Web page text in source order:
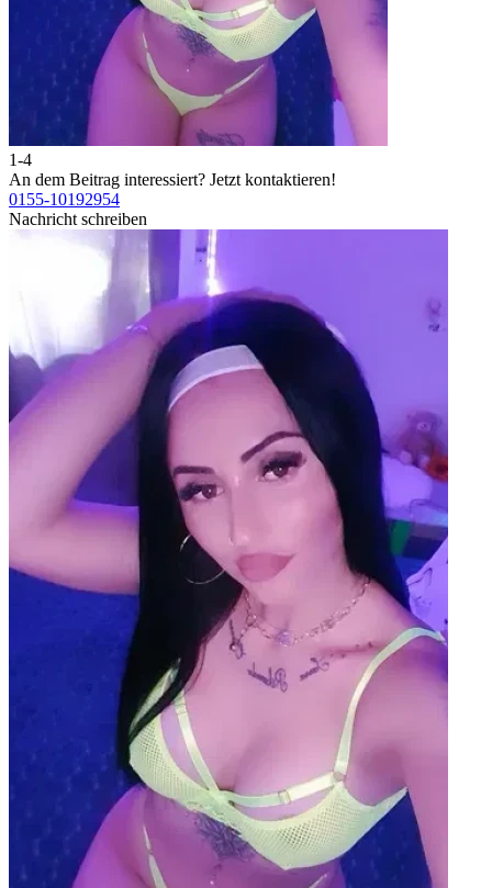
1-4
An dem Beitrag interessiert? Jetzt kontaktieren!
0155-10192954
Nachricht schreiben